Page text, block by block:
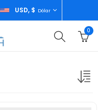
USD, $ Dólar
0